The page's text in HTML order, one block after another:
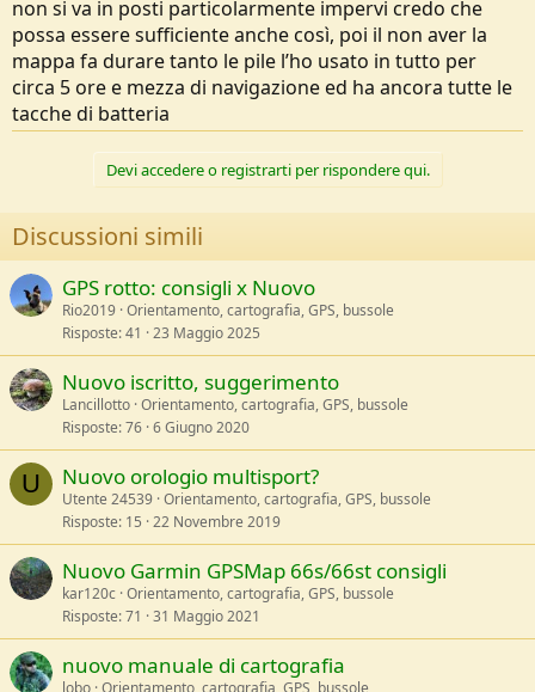
non si va in posti particolarmente impervi credo che
possa essere sufficiente anche così, poi il non aver la
mappa fa durare tanto le pile l’ho usato in tutto per
circa 5 ore e mezza di navigazione ed ha ancora tutte le
tacche di batteria
Devi accedere o registrarti per rispondere qui.
Discussioni simili
GPS rotto: consigli x Nuovo
Rio2019 Orientamento, cartografia, GPS, bussole
Risposte 41 23 Maggio 2025
Nuovo iscritto, suggerimento
Lancillotto Orientamento, cartografia, GPS, bussole
Risposte 76 6 Giugno 2020
U Nuovo orologio multisport?
Utente 24539 Orientamento, cartografia, GPS, bussole
Risposte 15 22 Novembre 2019
Nuovo Garmin GPSMap 66s/66st consigli
kar120c Orientamento, cartografia, GPS, bussole
Risposte 71 31 Maggio 2021
nuovo manuale di cartografia
lobo Orientamento, cartografia, GPS, bussole